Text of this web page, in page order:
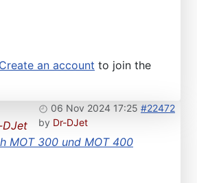
Create an account to join the
06 Nov 2024 17:25 #22472
by Dr-DJet
DJet
MOT 300 und MOT 400